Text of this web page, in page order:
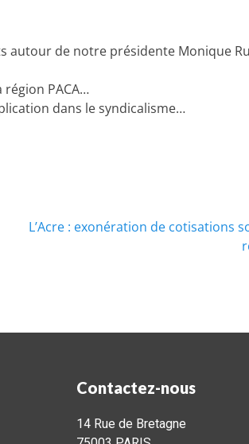
autour de notre présidente Monique
région PACA…
dans le syndicalisme…
L’Acre : exonération de cotisations
Contactez-nous
14 Rue de Bretagne